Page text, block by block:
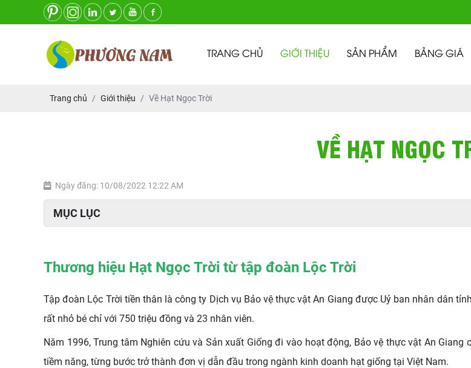
TRANG CHỦ GIỚI THIỆU SẢN PHẨM BẢNG GIÁ
Trang chủ Giới thiệu Về Hạt Ngọc Trời
VỀ HẠT NGỌC
Ngày đăng: 10/08/2022 12:22 AM
MỤC LỤC
Thương hiệu Hạt Ngọc Trời từ tập đoàn Lộc Trời
Tập đoàn Lộc Trời tiền thân là công ty Dịch vụ Bảo vệ thực vật An Giang được Uỷ ban nhân dân
rất nhỏ bé chỉ với 750 triệu đồng và 23 nhân viên.
Năm 1996, Trung tâm Nghiên cứu và Sản xuất Giống đi vào hoạt động, Bảo vệ thực vật An
tiềm năng, từng bước trở thành đơn vị dẫn đầu trong ngành kinh doanh hạt giống tại Việt Nam.